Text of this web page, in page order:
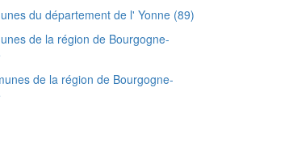
du département de l' Yonne (89)
de la région de Bourgogne-
de la région de Bourgogne-